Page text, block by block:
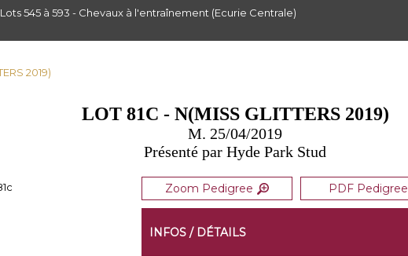
Lots 545 à 593 - Chevaux à l'entraînement (Ecurie Centrale)
2019)
LOT 81C - N(MISS GLITTERS 2019)
M. 25/04/2019
Présenté par Hyde Park Stud
Zoom Pedigree PDF Pedigree
INFOS / DÉTAILS